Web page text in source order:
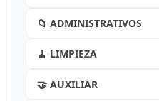
📁 ADMINISTRATIVOS
🧹 LIMPIEZA
🤝 AUXILIAR